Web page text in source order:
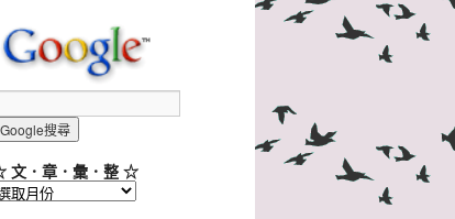
文．章．彙．整 ☆